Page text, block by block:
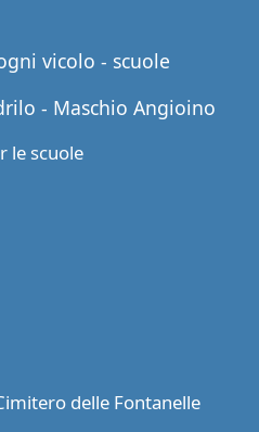
vicolo - scuole
- Maschio Angioino
le scuole
delle Fontanelle